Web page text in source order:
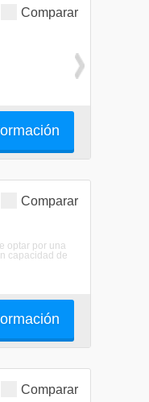
Comparar
Comparar
optar por una
capacidad de
Comparar